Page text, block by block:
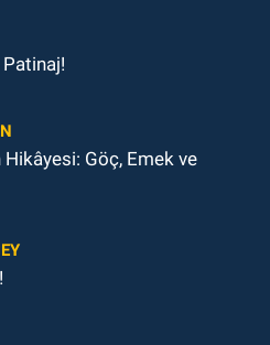
Hikâyesi: Göç, Emek ve